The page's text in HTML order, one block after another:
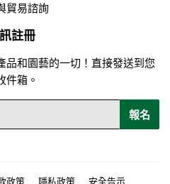
貿易諮詢
註冊
品和園藝的一切！直接發送到您
件箱。
報名